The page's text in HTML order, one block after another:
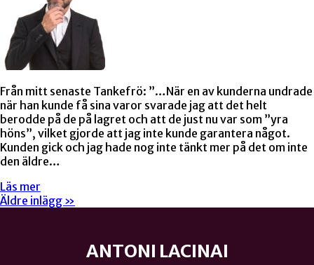
Från mitt senaste Tankefrö: ”…När en av kunderna undrade
när han kunde få sina varor svarade jag att det helt
berodde på de på lagret och att de just nu var som ”yra
höns”, vilket gjorde att jag inte kunde garantera något.
Kunden gick och jag hade nog inte tänkt mer på det om inte
den äldre…
Läs mer
Äldre inlägg »
ANTONI LACINAI